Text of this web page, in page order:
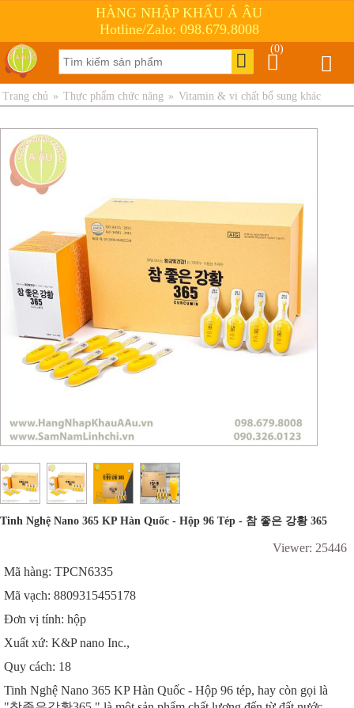
HÀNG NHẬP KHẨU Á ÂU
Hotline/Zalo: 098.679.8008
(0)
Trang chủ » Thực phẩm chức năng » Vitamin & vi chất bổ sung khác
Tinh Nghệ Nano 365 KP Hàn Quốc - Hộp 96 Tép - 참 좋은 강황 365
Viewer: 25446
Mã hàng: TPCN6335
Mã vạch: 8809315455178
Đơn vị tính: hộp
Xuất xứ: K&P nano Inc.,
Quy cách: 18
Tinh Nghệ Nano 365 KP Hàn Quốc - Hộp 96 tép, hay còn gọi là